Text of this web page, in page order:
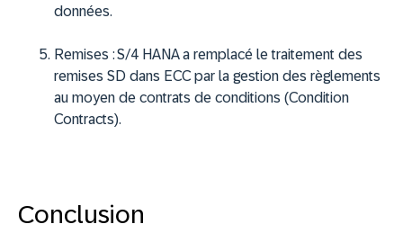
données.
Remises :S/4 HANA a remplacé le traitement des
remises SD dans ECC par la gestion des règlements
au moyen de contrats de conditions (Condition
Contracts).
Conclusion